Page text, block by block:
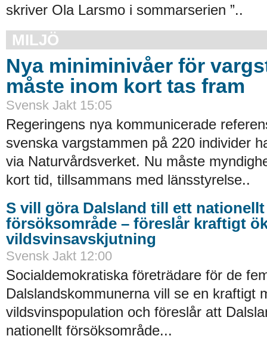
skriver Ola Larsmo i sommarserien ”..
MILJÖ
Nya miniminivåer för
måste inom kort tas fram
Svensk Jakt 15:05
Regeringens nya kommunicerade
svenska vargstammen på 220 individer
via Naturvårdsverket. Nu måste
kort tid, tillsammans med länsstyrelse..
S vill göra Dalsland till ett nationellt
försöksområde – föreslår kraftigt
vildsvinsavskjutning
Svensk Jakt 12:00
Socialdemokratiska företrädare för de
Dalslandskommunerna vill se en kraftigt
vildsvinspopulation och föreslår att
nationellt försöksområde...